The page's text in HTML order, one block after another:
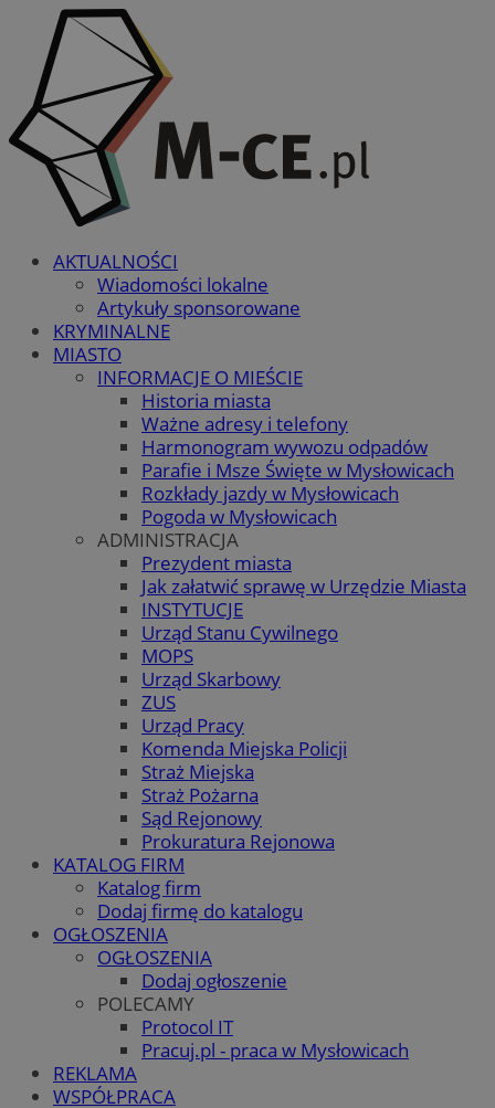
AKTUALNOŚCI
Wiadomości lokalne
Artykuły sponsorowane
KRYMINALNE
MIASTO
INFORMACJE O MIEŚCIE
Historia miasta
Ważne adresy i telefony
Harmonogram wywozu odpadów
Parafie i Msze Święte w Mysłowicach
Rozkłady jazdy w Mysłowicach
Pogoda w Mysłowicach
ADMINISTRACJA
Prezydent miasta
Jak załatwić sprawę w Urzędzie Miasta
INSTYTUCJE
Urząd Stanu Cywilnego
MOPS
Urząd Skarbowy
ZUS
Urząd Pracy
Komenda Miejska Policji
Straż Miejska
Straż Pożarna
Sąd Rejonowy
Prokuratura Rejonowa
KATALOG FIRM
Katalog firm
Dodaj firmę do katalogu
OGŁOSZENIA
OGŁOSZENIA
Dodaj ogłoszenie
POLECAMY
Protocol IT
Pracuj.pl - praca w Mysłowicach
REKLAMA
WSPÓŁPRACA